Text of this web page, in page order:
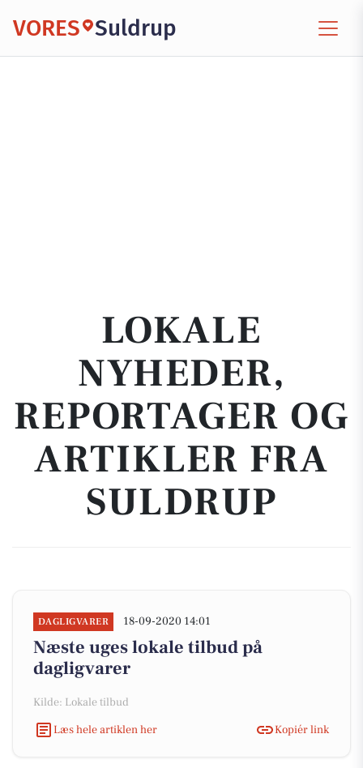
VORES Suldrup
LOKALE
NYHEDER,
REPORTAGER OG
ARTIKLER FRA
SULDRUP
DAGLIGVARER 18-09-2020 14:01
Næste uges lokale tilbud på
dagligvarer
Kilde: Lokale tilbud
Læs hele artiklen her
Kopiér link